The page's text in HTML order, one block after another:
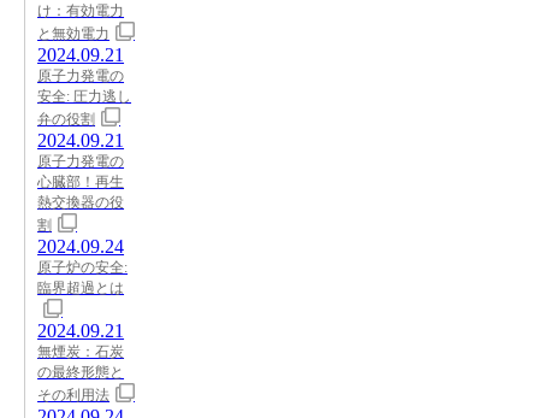
け：有効電力
と無効電力
2024.09.21
原子力発電の
安全: 圧力逃し
弁の役割
2024.09.21
原子力発電の
心臓部！再生
熱交換器の役
割
2024.09.24
原子炉の安全:
臨界超過とは
2024.09.21
無煙炭：石炭
の最終形態と
その利用法